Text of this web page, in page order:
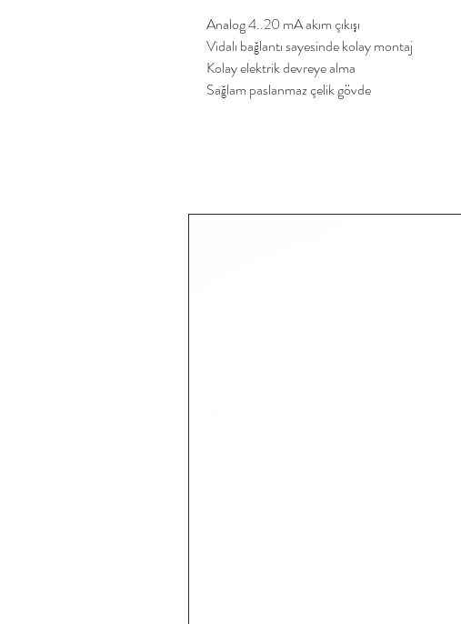
Analog 4..20 mA akım çıkışı
Vidalı bağlantı sayesinde kolay montaj
Kolay elektrik devreye alma
Sağlam paslanmaz çelik gövde